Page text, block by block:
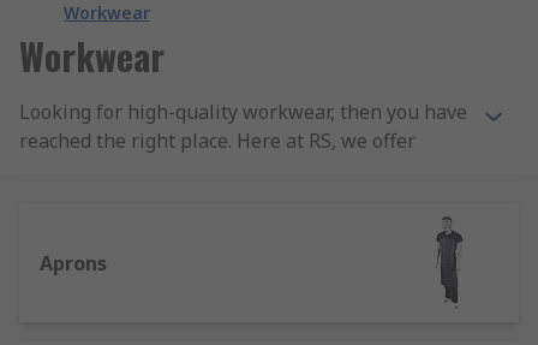
Workwear
Workwear
Looking for high-quality workwear, then you have
reached the right place. Here at RS, we offer
products in categories such as; Base Layers, Work
Bags, Work Hats, Work Jackets, Work Polo Shirts,
Aprons